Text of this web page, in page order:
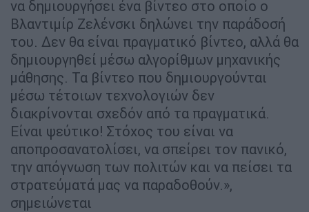
να δημιουργήσει ένα βίντεο στο οποίο ο
Βλαντιμίρ Ζελένσκι δηλώνει την παράδοσή
του. Δεν θα είναι πραγματικό βίντεο, αλλά θα
δημιουργηθεί μέσω αλγορίθμων μηχανικής
μάθησης. Τα βίντεο που δημιουργούνται
μέσω τέτοιων τεχνολογιών δεν
διακρίνονται σχεδόν από τα πραγματικά.
Είναι ψεύτικο! Στόχος του είναι να
αποπροσανατολίσει, να σπείρει τον πανικό,
την απόγνωση των πολιτών και να πείσει τα
στρατεύματά μας να παραδοθούν.»,
σημειώνεται